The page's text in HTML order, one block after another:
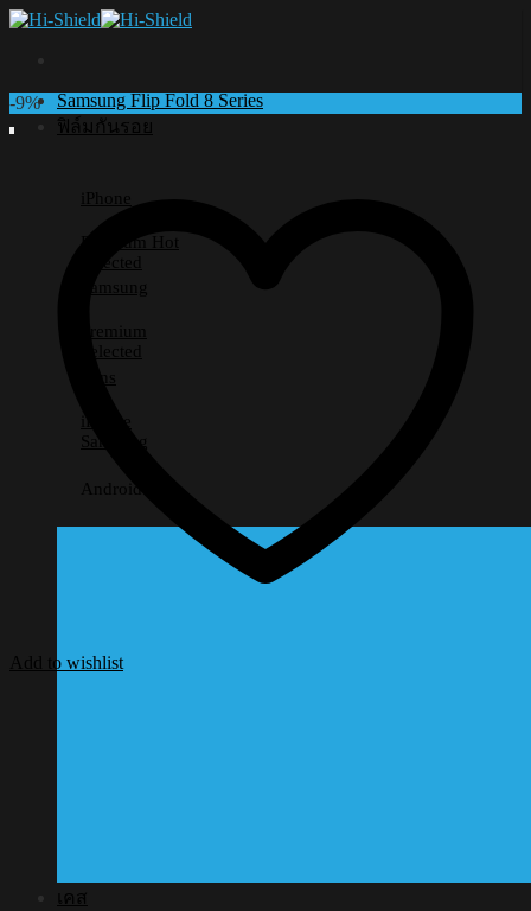
Skip
Samsung Flip Fold 8 Series
ฟิล์มกันรอย
iPhone
Premium
Selected
Samsung
Premium
Selected
Lens
iPhone
Samsung
Android อื่นๆ
เคส
-9%
Add to wishlist